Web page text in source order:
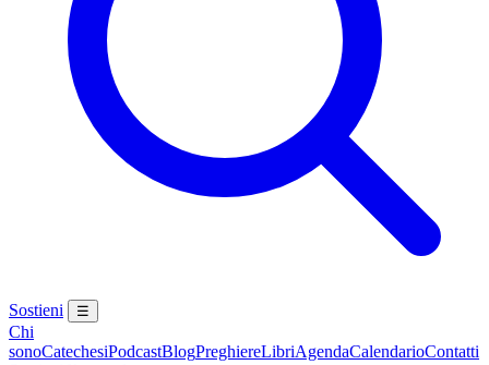
Sostieni ☰
Chi
sonoCatechesiPodcastBlogPreghiereLibriAgendaCalendarioContatti